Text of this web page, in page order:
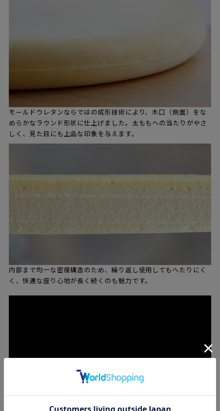
モールドウレタンならではの成形技術により、木口（側面）をな
めらかなラウンド形状に仕上げました。太ももへの当たりがやさ
しく、見た目にも上品な印象を与えます。
内部まで均一な密度構造のため、繰り返し使用してもへたりにく
く、快適な座り心地が長く続くのも魅力です。